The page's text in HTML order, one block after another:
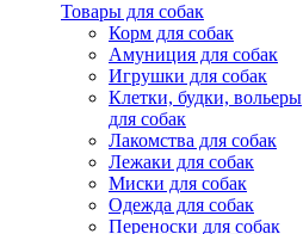
Товары для собак
Корм для собак
Амуниция для собак
Игрушки для собак
Клетки, будки, вольеры
для собак
Лакомства для собак
Лежаки для собак
Миски для собак
Одежда для собак
Переноски для собак